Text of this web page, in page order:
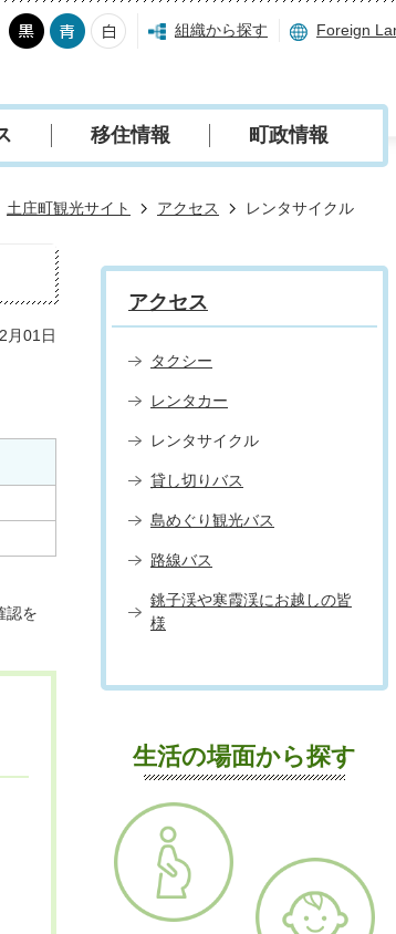
組織から探す Foreign
移住情報 町政情報
土庄町観光サイト アクセス レンタサイクル
月01日
認を
アクセス
タクシー
レンタカー
レンタサイクル
貸し切りバス
島めぐり観光バス
路線バス
銚子渓や寒霞渓にお越しの皆
様
生活の場面から探す